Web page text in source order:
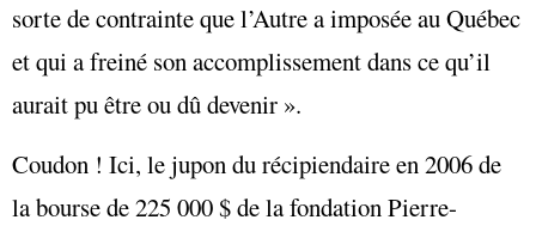
sorte de contrainte que l’Autre a imposée au Québec
et qui a freiné son accomplissement dans ce qu’il
aurait pu être ou dû devenir ».
Coudon ! Ici, le jupon du récipiendaire en 2006 de
la bourse de 225 000 $ de la fondation Pierre-